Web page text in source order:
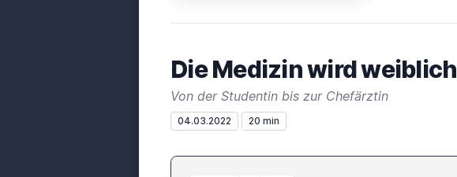
Die Medizin wird weiblich
Von der Studentin bis zur Chefärztin
04.03.2022 20 min